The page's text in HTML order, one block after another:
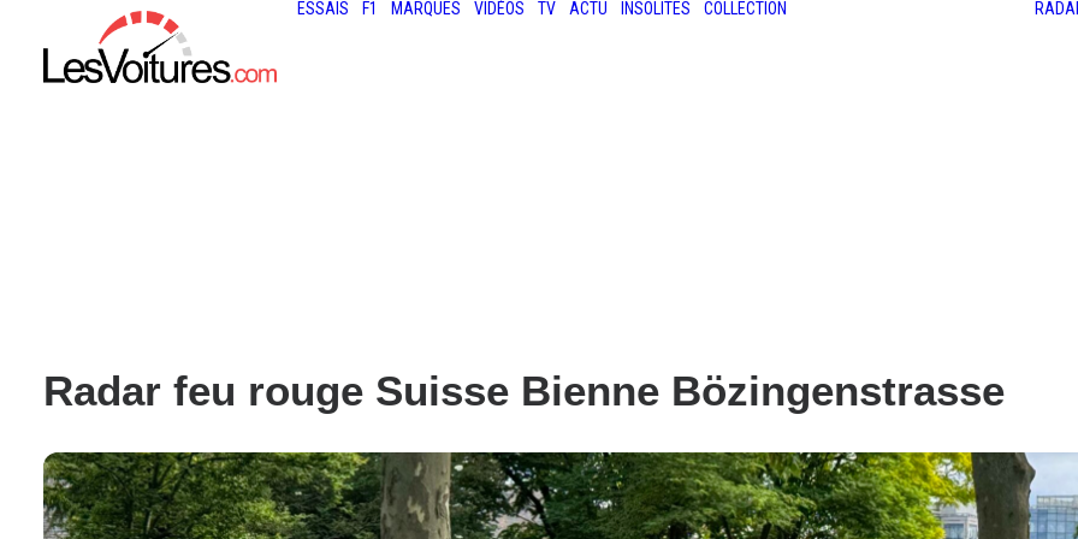
ESSAIS F1 MARQUES VIDÉOS TV ACTU INSOLITES COLLECTION
Radar feu rouge Suisse Bienne Bözingenstrasse